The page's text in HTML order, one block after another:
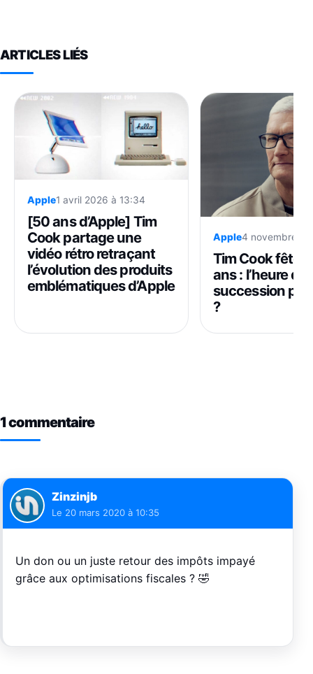
ARTICLES LIÉS
Apple1 avril 2026 à 13:34
[50 ans d’Apple] Tim
Cook partage une
vidéo rétro retraçant
l’évolution des produits
emblématiques d’Apple
Apple4 novembre
Tim Cook fête
ans : l’heure de
succession
?
1 commentaire
Zinzinjb
Le 20 mars 2020 à 10:35
Un don ou un juste retour des impôts impayé
grâce aux optimisations fiscales ? 🤣